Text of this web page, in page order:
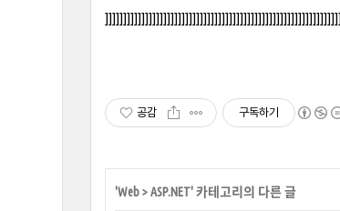
]]]]]]]]]]]]]]]]]]]]]]]]]]]]]]]]]]]]]]]]]]]]]]]]]]]]]]]]]]]]]]]]]
공감 구독하기
'Web>ASP.NET' 카테고리의 다른 글